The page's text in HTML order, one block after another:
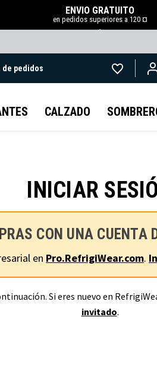
ENVÍO GRATUITO
en pedidos superiores a 120 ¤
.
de pedidos
CALZADO
INICIAR
CON UNA CUENTA
en Pro.RefrigiWear.com.
Si eres nuevo en
invitado.